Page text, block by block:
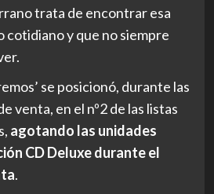
trata de encontrar esa
cotidiano y que no siempre
se posicionó, durante las
venta, en el nº2 de las listas
agotando las unidades
CD Deluxe durante el
.